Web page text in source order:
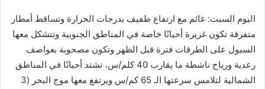
اليوم السبت: غائم مع ارتفاع طفيف بدرجات الحرارة وتساقط أمطار
متفرقة تكون غزيرة أحيانًا خاصة في المناطق الجنوبية وتتشكل معها
السيول على الطرقات فترة قبل الظهر وتكون مصحوبة بعواصف
رعدية ورياح ناشطة ما يقارب 40 كلم/س، تشتد أحيانًا في المناطق
الشمالية لتلامس سرعتها الـ 65 كم/س ويرتفع معها موج البحر (3